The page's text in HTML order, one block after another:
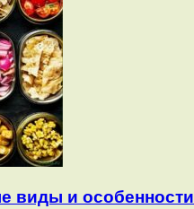
виды и особенности